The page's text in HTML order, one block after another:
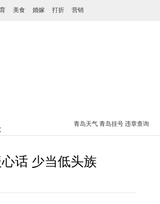
美食 婚嫁 打折 营销
青岛天气 青岛挂号 违章查询
话 少当低头族